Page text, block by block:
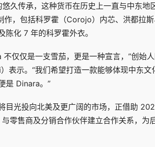
久传承，这种货币在历史上一直与中东地
，包括科罗霍（Corojo）内芯、洪都拉
陈化 7 年的科罗霍外衣。
不仅仅是一支雪茄，更是一种宣言，”创始
表示。“我们希望打造一款能够体现中东
是 Dinara。”
目光投向北美及更广阔的市场，正借助
零售商及分销合作伙伴建立合作关系，为